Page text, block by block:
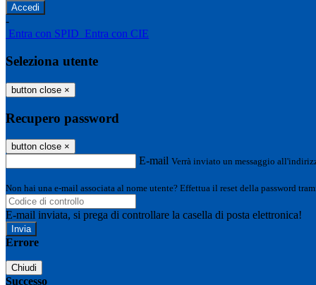
-
Entra con SPID Entra con CIE
Seleziona utente
button close ×
Recupero password
button close ×
E-mail Verrà inviato un messaggio
Non hai una e-mail associata al nome utente? Effettua il reset della password
E-mail inviata, si prega di controllare la casella di posta elettronica!
Errore
Chiudi
Successo